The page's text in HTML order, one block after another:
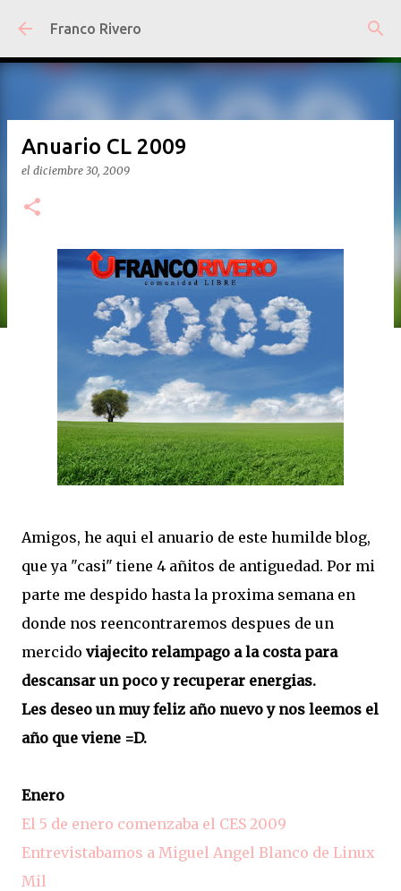
Ir al contenido principal
Franco Rivero
Anuario CL 2009
el diciembre 30, 2009
Amigos, he aqui el anuario de este humilde blog,
que ya "casi" tiene 4 añitos de antiguedad. Por mi
parte me despido hasta la proxima semana en
donde nos reencontraremos despues de un
mercido viajecito relampago a la costa para
descansar un poco y recuperar energias.
Les deseo un muy feliz año nuevo y nos leemos el
año que viene =D.
Enero
El 5 de enero comenzaba el CES 2009
Entrevistabamos a Miguel Angel Blanco de Linux
Mil